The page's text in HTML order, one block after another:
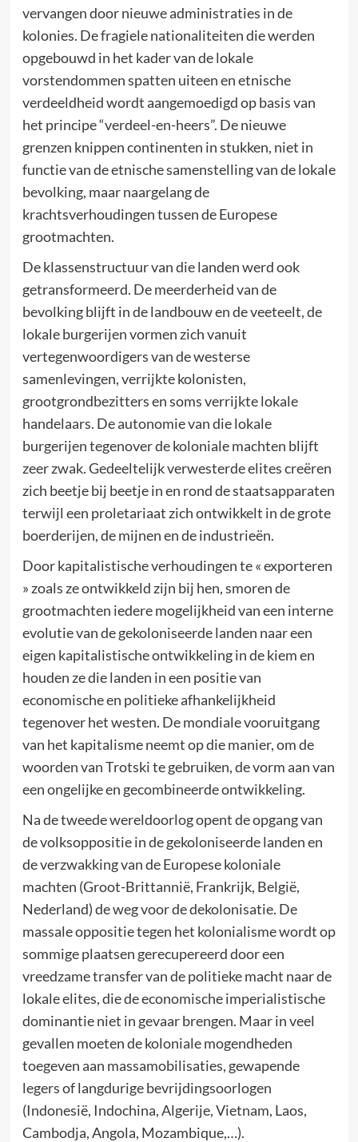
vervangen door nieuwe administraties in de
kolonies. De fragiele nationaliteiten die werden
opgebouwd in het kader van de lokale
vorstendommen spatten uiteen en etnische
verdeeldheid wordt aangemoedigd op basis van
het principe “verdeel-en-heers”. De nieuwe
grenzen knippen continenten in stukken, niet in
functie van de etnische samenstelling van de lokale
bevolking, maar naargelang de
krachtsverhoudingen tussen de Europese
grootmachten.
De klassenstructuur van die landen werd ook
getransformeerd. De meerderheid van de
bevolking blijft in de landbouw en de veeteelt, de
lokale burgerijen vormen zich vanuit
vertegenwoordigers van de westerse
samenlevingen, verrijkte kolonisten,
grootgrondbezitters en soms verrijkte lokale
handelaars. De autonomie van die lokale
burgerijen tegenover de koloniale machten blijft
zeer zwak. Gedeeltelijk verwesterde elites creëren
zich beetje bij beetje in en rond de staatsapparaten
terwijl een proletariaat zich ontwikkelt in de grote
boerderijen, de mijnen en de industrieën.
Door kapitalistische verhoudingen te « exporteren
» zoals ze ontwikkeld zijn bij hen, smoren de
grootmachten iedere mogelijkheid van een interne
evolutie van de gekoloniseerde landen naar een
eigen kapitalistische ontwikkeling in de kiem en
houden ze die landen in een positie van
economische en politieke afhankelijkheid
tegenover het westen. De mondiale vooruitgang
van het kapitalisme neemt op die manier, om de
woorden van Trotski te gebruiken, de vorm aan van
een ongelijke en gecombineerde ontwikkeling.
Na de tweede wereldoorlog opent de opgang van
de volksoppositie in de gekoloniseerde landen en
de verzwakking van de Europese koloniale
machten (Groot-Brittannië, Frankrijk, België,
Nederland) de weg voor de dekolonisatie. De
massale oppositie tegen het kolonialisme wordt op
sommige plaatsen gerecupereerd door een
vreedzame transfer van de politieke macht naar de
lokale elites, die de economische imperialistische
dominantie niet in gevaar brengen. Maar in veel
gevallen moeten de koloniale mogendheden
toegeven aan massamobilisaties, gewapende
legers of langdurige bevrijdingsoorlogen
(Indonesië, Indochina, Algerije, Vietnam, Laos,
Cambodja, Angola, Mozambique,…).